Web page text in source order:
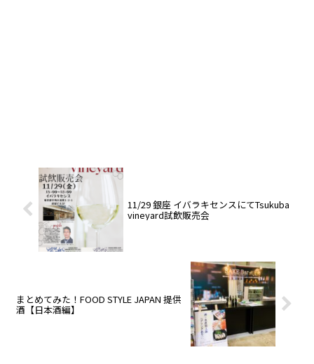
11/29 銀座 イバラキセンスにてTsukuba
vineyard試飲販売会
まとめてみた！FOOD STYLE JAPAN 提供
酒【日本酒編】